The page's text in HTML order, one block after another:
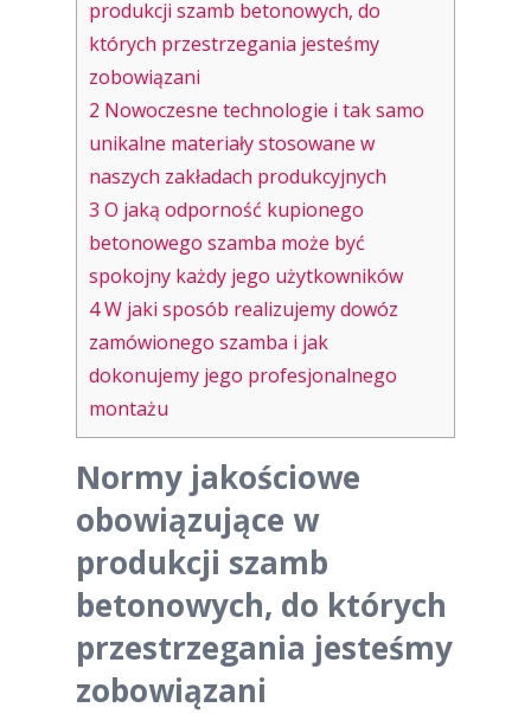
produkcji szamb betonowych, do
których przestrzegania jesteśmy
zobowiązani
2 Nowoczesne technologie i tak samo
unikalne materiały stosowane w
naszych zakładach produkcyjnych
3 O jaką odporność kupionego
betonowego szamba może być
spokojny każdy jego użytkowników
4W jaki sposób realizujemy dowóz
zamówionego szamba i jak
dokonujemy jego profesjonalnego
montażu
Normy jakościowe
obowiązujące w
produkcji szamb
betonowych, do których
przestrzegania jesteśmy
zobowiązani